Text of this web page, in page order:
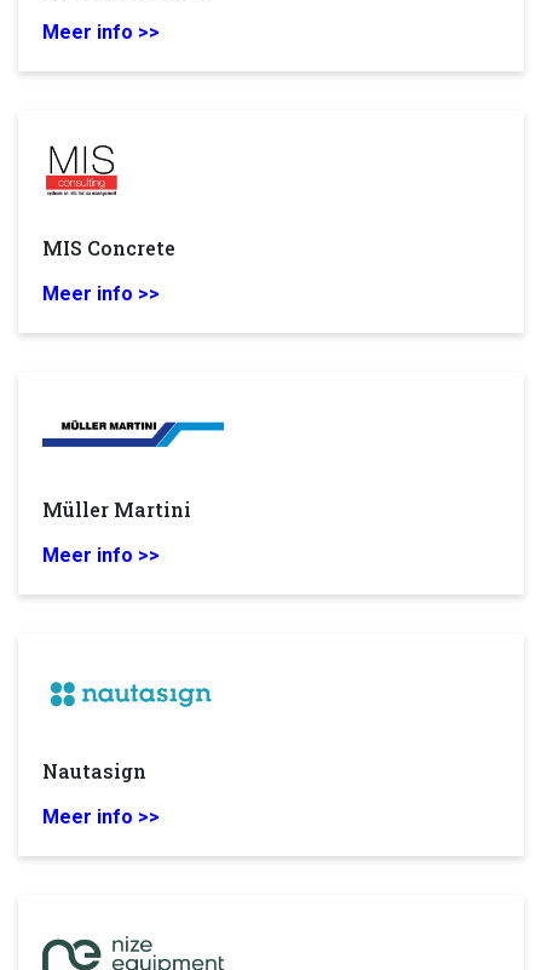
Meer info >>
MIS Concrete
Meer info >>
Müller Martini
Meer info >>
Nautasign
Meer info >>